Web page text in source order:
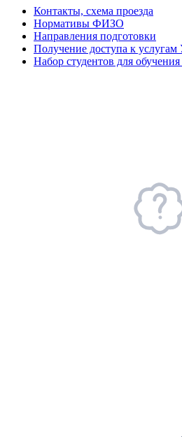
Контакты, схема проезда
Нормативы ФИЗО
Направления подготовки
Получение доступа к
Набор студентов для